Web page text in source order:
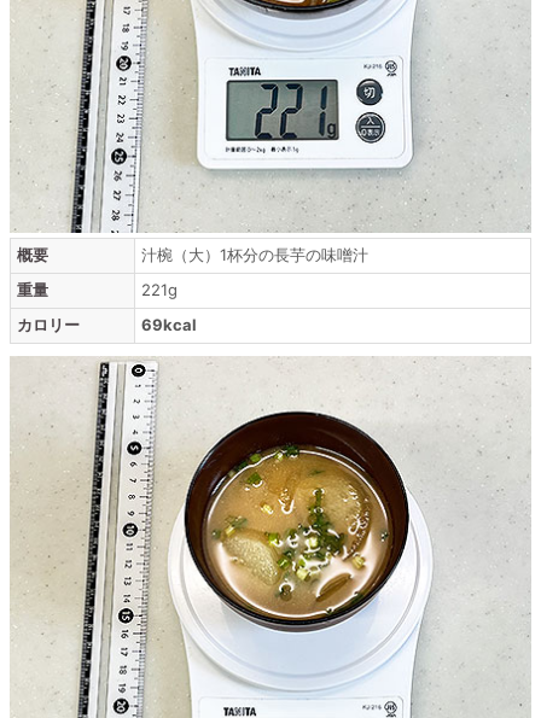
概要
汁椀（大）1杯分の長芋の味噌汁
重量
221g
カロリー
69kcal